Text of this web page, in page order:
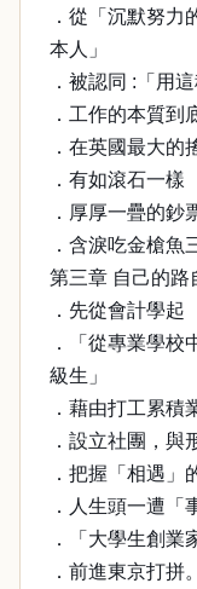
．從「沉默努力
本人」
．被認同 :「用
．工作的本質到
．在英國最大的
．有如滾石一樣
．厚厚一疊的鈔
．含淚吃金槍魚
第三章 自己的路
．先從會計學起
．「從專業學校
級生」
．藉由打工累積
．設立社團，與
．把握「相遇」
．人生頭一遭
．「大學生創業
．前進東京打拼